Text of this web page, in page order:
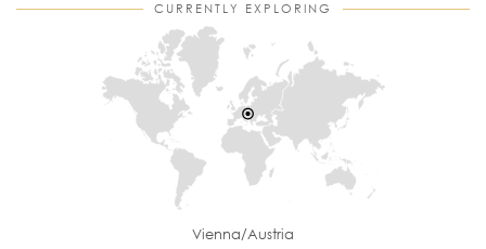
CURRENTLY EXPLORING
Vienna/Austria